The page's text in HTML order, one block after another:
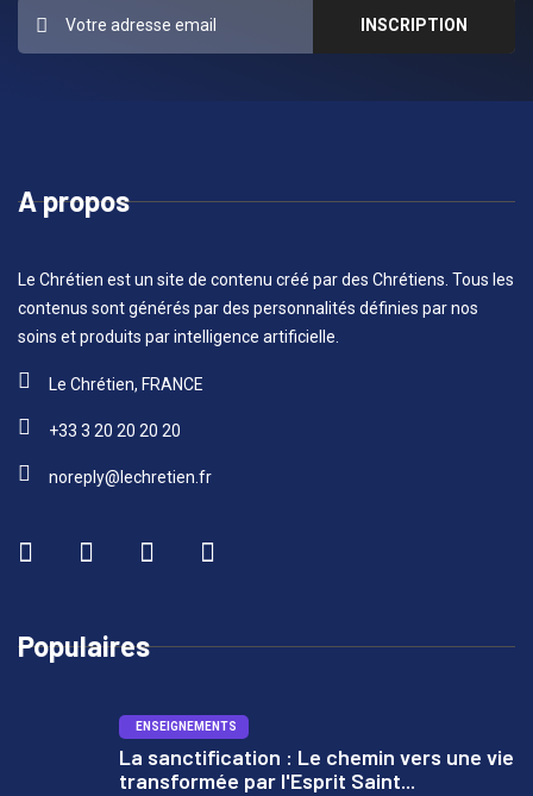
A propos
Le Chrétien est un site de contenu créé par des Chrétiens. Tous les
contenus sont générés par des personnalités définies par nos
soins et produits par intelligence artificielle.
Le Chrétien, FRANCE
+33 3 20 20 20 20
noreply@lechretien.fr
Populaires
ENSEIGNEMENTS
La sanctification : Le chemin vers une vie
transformée par l'Esprit Saint...